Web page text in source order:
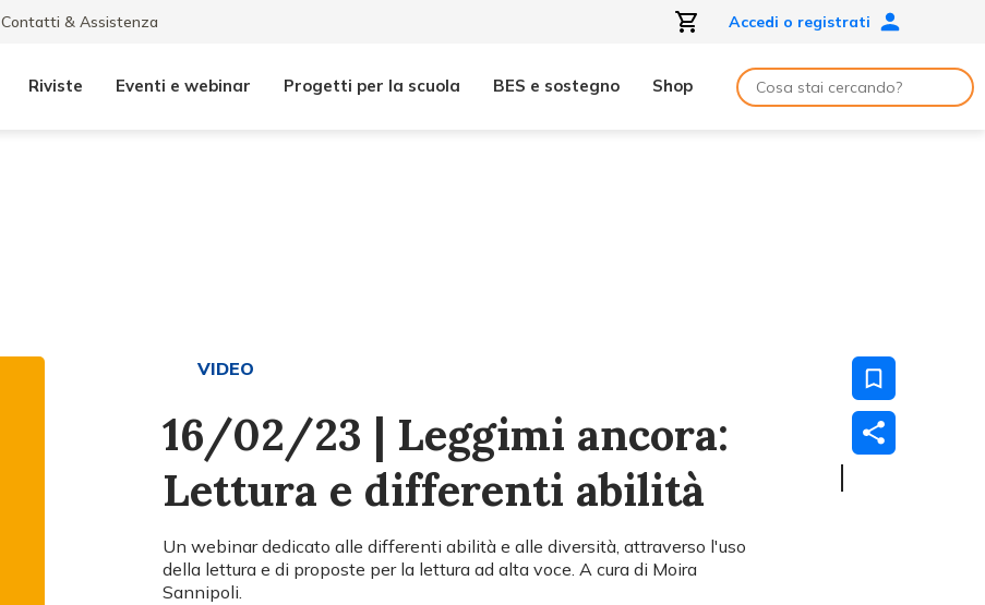
Contatti & Assistenza Accedi o registrati
Riviste Eventi e webinar Progetti per la scuola BES e sostegno Shop
VIDEO
16/02/23 | Leggimi ancora:
Lettura e differenti abilità
Un webinar dedicato alle differenti abilità e alle diversità, attraverso l'uso
della lettura e di proposte per la lettura ad alta voce. A cura di Moira
Sannipoli.